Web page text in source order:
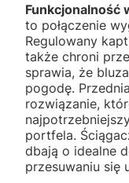
Funkcjonalność
to połączenie
Regulowany
także chroni
sprawia, że
pogodę.
rozwiązanie,
portfela.
dbają o idealne
przesuwaniu się